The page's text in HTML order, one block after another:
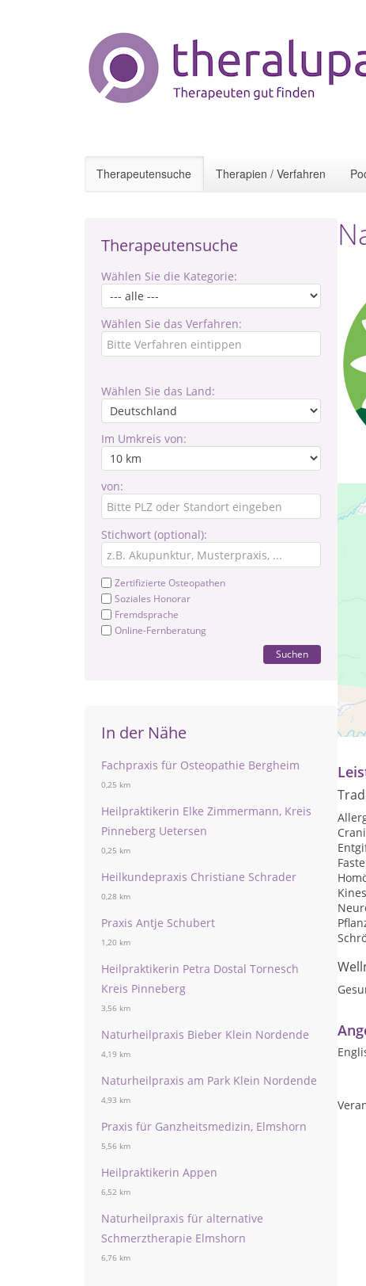
Therapeutensuche Therapien / Verfahren
Therapeutensuche
Wählen Sie die Kategorie:
Wählen Sie das Verfahren:
Wählen Sie das Land:
Im Umkreis von:
von:
Stichwort (optional):
Zertifizierte Osteopathen
Soziales Honorar
Fremdsprache
Online-Fernberatung
Suchen
In der Nähe
Fachpraxis für Osteopathie Bergheim
0,25 km
Heilpraktikerin Elke Zimmermann, Kreis
Pinneberg Uetersen
0,25 km
Heilkundepraxis Christiane Schrader
0,28 km
Praxis Antje Schubert
1,20 km
Heilpraktikerin Petra Dostal Tornesch
Kreis Pinneberg
3,56 km
Naturheilpraxis Bieber Klein Nordende
4,19 km
Naturheilpraxis am Park Klein Nordende
4,93 km
Praxis für Ganzheitsmedizin, Elmshorn
5,56 km
Heilpraktikerin Appen
6,52 km
Naturheilpraxis für alternative
Schmerztherapie Elmshorn
6,76 km